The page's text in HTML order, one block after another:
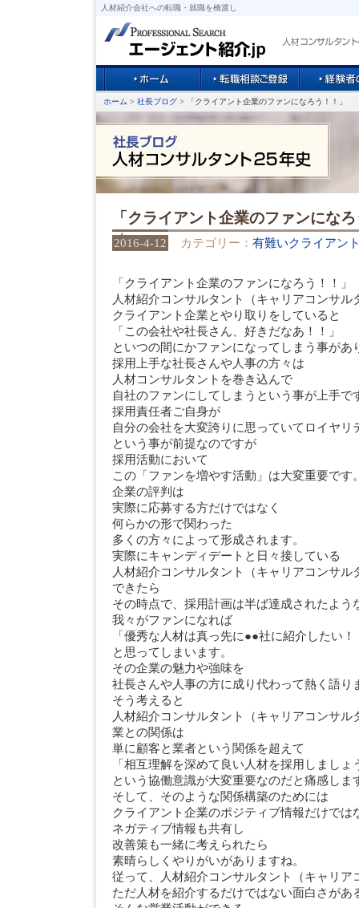
人材紹介会社への転職・就職を橋渡し
ホーム > 社長ブログ > 「クライアント企業のファンになろう！！」
「クライアント企業のファンにな
2016-4-12 カテゴリー： 有難いクライアン
「クライアント企業のファンになろう！！」
人材紹介コンサルタント（キャリアコンサル
クライアント企業とやり取りをしていると
「この会社や社長さん、好きだなあ！！」
といつの間にかファンになってしまう事があ
採用上手な社長さんや人事の方々は
人材コンサルタントを巻き込んで
自社のファンにしてしまうという事が上手で
採用責任者ご自身が
自分の会社を大変誇りに思っていてロイヤリ
という事が前提なのですが
採用活動において
この「ファンを増やす活動」は大変重要です
企業の評判は
実際に応募する方だけではなく
何らかの形で関わった
多くの方々によって形成されます。
実際にキャンディデートと日々接している
人材紹介コンサルタント（キャリアコンサル
できたら
その時点で、採用計画は半ば達成されたよう
我々がファンになれば
「優秀な人材は真っ先に●●社に紹介したい！
と思ってしまいます。
その企業の魅力や強味を
社長さんや人事の方に成り代わって熱く語り
そう考えると
人材紹介コンサルタント（キャリアコンサル
業との関係は
単に顧客と業者という関係を超えて
「相互理解を深めて良い人材を採用しましょ
という協働意識が大変重要なのだと痛感しま
そして、そのような関係構築のためには
クライアント企業のポジティブ情報だけでは
ネガティブ情報も共有し
改善策も一緒に考えられたら
素晴らしくやりがいがありますね。
従って、人材紹介コンサルタント（キャリア
ただ人材を紹介するだけではない面白さがあ